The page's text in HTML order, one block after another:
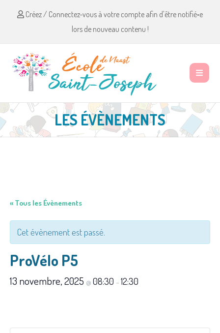
Créez / Connectez-vous à votre compte afin d'être notifié•e
lors de nouveau contenu !
LES ÉVÈNEMENTS
« Tous les Évènements
Cet évènement est passé.
ProVélo P5
13 novembre, 2025 @ 08:30 – 12:30